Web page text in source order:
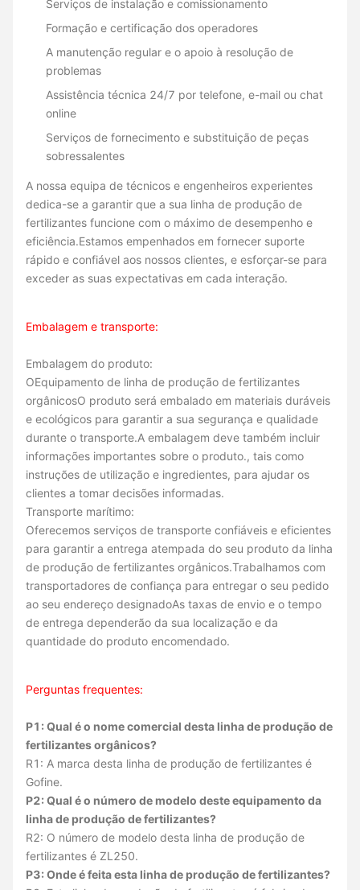
Serviços de instalação e comissionamento
Formação e certificação dos operadores
A manutenção regular e o apoio à resolução de
problemas
Assistência técnica 24/7 por telefone, e-mail ou chat
online
Serviços de fornecimento e substituição de peças
sobressalentes
A nossa equipa de técnicos e engenheiros experientes
dedica-se a garantir que a sua linha de produção de
fertilizantes funcione com o máximo de desempenho e
eficiência.Estamos empenhados em fornecer suporte
rápido e confiável aos nossos clientes, e esforçar-se para
exceder as suas expectativas em cada interação.
Embalagem e transporte:
Embalagem do produto:
OEquipamento de linha de produção de fertilizantes
orgânicosO produto será embalado em materiais duráveis
e ecológicos para garantir a sua segurança e qualidade
durante o transporte.A embalagem deve também incluir
informações importantes sobre o produto., tais como
instruções de utilização e ingredientes, para ajudar os
clientes a tomar decisões informadas.
Transporte marítimo:
Oferecemos serviços de transporte confiáveis e eficientes
para garantir a entrega atempada do seu produto da linha
de produção de fertilizantes orgânicos.Trabalhamos com
transportadores de confiança para entregar o seu pedido
ao seu endereço designadoAs taxas de envio e o tempo
de entrega dependerão da sua localização e da
quantidade do produto encomendado.
Perguntas frequentes:
P1: Qual é o nome comercial desta linha de produção de
fertilizantes orgânicos?
R1: A marca desta linha de produção de fertilizantes é
Gofine.
P2: Qual é o número de modelo deste equipamento da
linha de produção de fertilizantes?
R2: O número de modelo desta linha de produção de
fertilizantes é ZL250.
P3: Onde é feita esta linha de produção de fertilizantes?